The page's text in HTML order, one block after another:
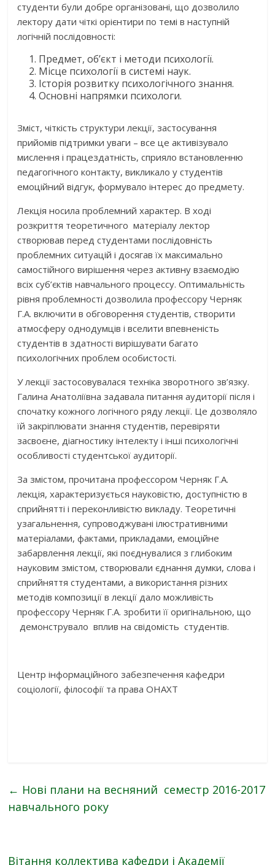
студенти були добре організовані, що дозволило
лектору дати чіткі орієнтири по темі в наступній
логічній послідовності:
Предмет, об’єкт і методи психології.
Місце психології в системі наук.
Історія розвитку психологічного знання.
Основні напрямки психологи.
Зміст, чіткість структури лекції, застосування
прийомів підтримки уваги – все це активізувало
мислення і працездатність, сприяло встановленню
педагогічного контакту, викликало у студентів
емоційний відгук, формувало інтерес до предмету.
Лекція носила проблемний характер. В ході
розкриття теоретичного матеріалу лектор
створював перед студентами послідовність
проблемних ситуацій і досягав їх максимально
самостійного вирішення через активну взаємодію
всіх суб’єктів навчального процессу. Оптимальність
рівня проблемності дозволила профессору Черняк
Г.А. включити в обговорення студентів, створити
атмосферу однодумців і вселити впевненість
студентів в здатності вирішувати багато
психологічних проблем особистості.
У лекції застосовувалася техніка зворотного зв’язку.
Галина Анатоліївна задавала питання аудиторії після і
спочатку кожного логічного ряду лекції. Це дозволяло
їй закріплювати знання студентів, перевіряти
засвоєне, діагностику інтелекту і інші психологічні
особливості студентської аудиторії.
За змістом, прочитана профессором Черняк Г.А.
лекція, характеризується науковістю, доступністю в
сприйнятті і переконливістю викладу. Теоретичні
узагальнення, супроводжувані ілюстративними
матеріалами, фактами, прикладами, емоційне
забарвлення лекції, які поєднувалися з глибоким
науковим змістом, створювали єднання думки, слова і
сприйняття студентами, а використання різних
методів композиції в лекції дало можливість
профессору Черняк Г.А. зробити її оригінальною, що
демонструвало вплив на свідомість студентів.
Центр інформаційного забезпечення кафедри
соціології, філософії та права ОНАХТ
← Нові плани на весняний семестр 2016-2017
навчального року
Вітання коллектива кафедри і Академії